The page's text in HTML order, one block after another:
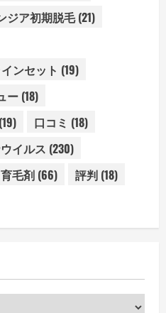
ジア初期脱毛(21)
ンセット (19)
ー (18)
(19) 口コミ (18)
イルス (230)
育毛剤 (66) 評判 (18)